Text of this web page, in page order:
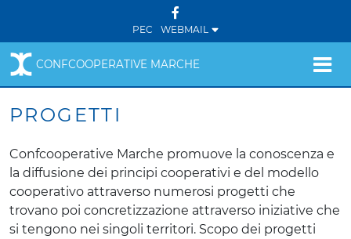
PEC WEBMAIL
CONFCOOPERATIVE MARCHE
PROGETTI
Confcooperative Marche promuove la conoscenza e
la diffusione dei principi cooperativi e del modello
cooperativo attraverso numerosi progetti che
trovano poi concretizzazione attraverso iniziative che
si tengono nei singoli territori. Scopo dei progetti